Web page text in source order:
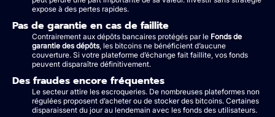
expose à des pertes rapides.
Pas de garantie en cas de faillite
Contrairement aux dépôts bancaires protégés par le Fonds de
garantie des dépôts, les bitcoins ne bénéficient d’aucune
couverture. Si votre plateforme d’échange fait faillite, vos fonds
peuvent disparaître définitivement.
Des fraudes encore fréquentes
Le secteur attire les escroqueries. De nombreuses plateformes non
régulées proposent d’acheter ou de stocker des bitcoins. Certaines
disparaissent du jour au lendemain avec les fonds des utilisateurs.